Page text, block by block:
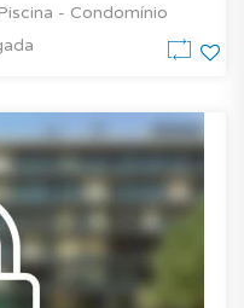
- Condomínio